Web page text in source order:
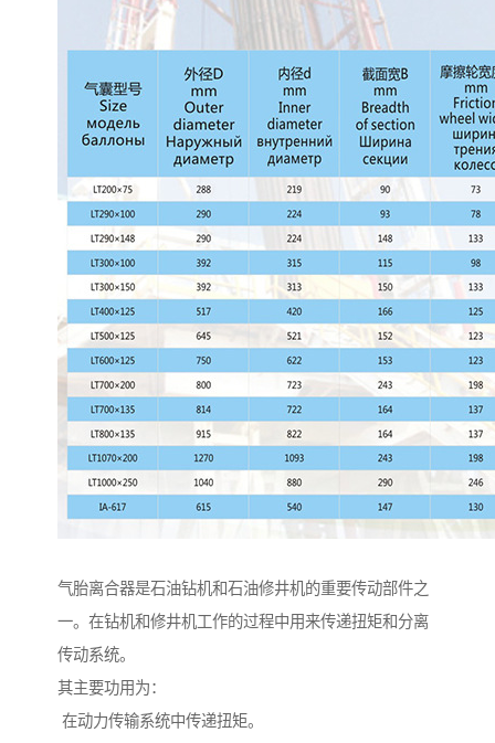
气胎离合器是石油钻机和石油修井机的重要传动部件之
一。在钻机和修井机工作的过程中用来传递扭矩和分离
传动系统。
其主要功用为：
在动力传输系统中传递扭矩。